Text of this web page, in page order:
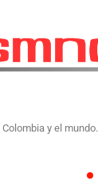
y el mundo.